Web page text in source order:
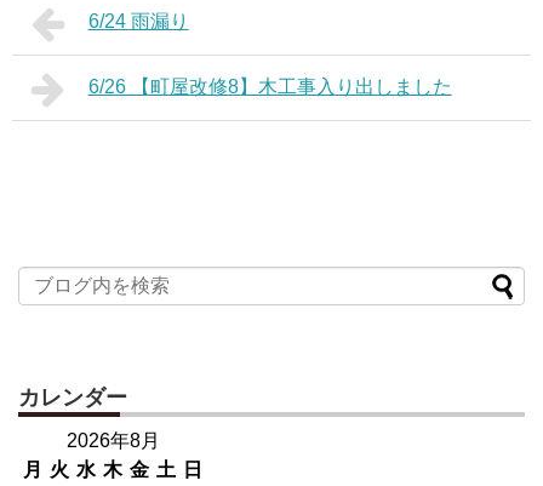
6/24 雨漏り
6/26 【町屋改修8】木工事入り出しました
カレンダー
2026年8月
月
火 水 木 金 土 日